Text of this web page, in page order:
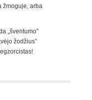
žmoguje, arba
„šventumo”
žodžius”